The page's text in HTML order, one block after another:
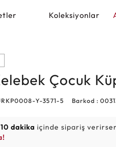
Koleksiyonlar
Çocuk
Y-3571-5 Barkod :
dakika içinde sipariş